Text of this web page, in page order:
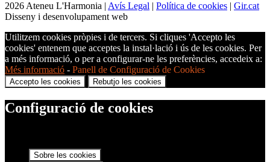
2026 Ateneu L'Harmonia | Avís Legal | Política de cookies | Gir.cat
Disseny i desenvolupament web
Utilitzem cookies pròpies i de tercers. Si cliques 'Accepto les
cookies' entenem que acceptes la instal·lació i ús de les cookies. Per
a més informació, o per a configurar-ne les preferències, accedeix a:
Més informació - Panell de Configuració de Cookies
Accepto les cookies Rebutjo les cookies
Configuració de cookies
Sobre les cookies